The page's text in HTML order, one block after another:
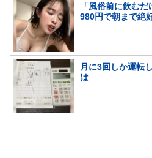
「風俗前に飲む
980円で朝まで絶
月に3回しか運転
は